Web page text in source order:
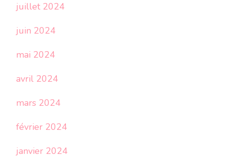
juillet 2024
juin 2024
mai 2024
avril 2024
mars 2024
février 2024
janvier 2024